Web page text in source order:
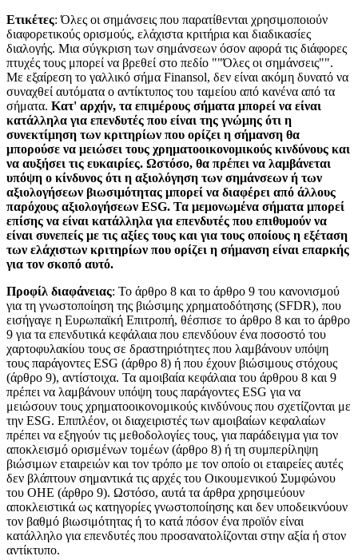
Ετικέτες: Όλες οι σημάνσεις που παρατίθενται χρησιμοποιούν
διαφορετικούς ορισμούς, ελάχιστα κριτήρια και διαδικασίες
διαλογής. Μια σύγκριση των σημάνσεων όσον αφορά τις διάφορες
πτυχές τους μπορεί να βρεθεί στο πεδίο ""Όλες οι σημάνσεις"".
Με εξαίρεση το γαλλικό σήμα Finansol, δεν είναι ακόμη δυνατό να
συναχθεί αυτόματα ο αντίκτυπος του ταμείου από κανένα από τα
σήματα. Κατ' αρχήν, τα επιμέρους σήματα μπορεί να είναι
κατάλληλα για επενδυτές που είναι της γνώμης ότι η
συνεκτίμηση των κριτηρίων που ορίζει η σήμανση θα
μπορούσε να μειώσει τους χρηματοοικονομικούς κινδύνους και
να αυξήσει τις ευκαιρίες. Ωστόσο, θα πρέπει να λαμβάνεται
υπόψη ο κίνδυνος ότι η αξιολόγηση των σημάνσεων ή των
αξιολογήσεων βιωσιμότητας μπορεί να διαφέρει από άλλους
παρόχους αξιολογήσεων ESG. Τα μεμονωμένα σήματα μπορεί
επίσης να είναι κατάλληλα για επενδυτές που επιθυμούν να
είναι συνεπείς με τις αξίες τους και για τους οποίους η εξέταση
των ελάχιστων κριτηρίων που ορίζει η σήμανση είναι επαρκής
για τον σκοπό αυτό.
Προφίλ διαφάνειας: Το άρθρο 8 και το άρθρο 9 του κανονισμού
για τη γνωστοποίηση της βιώσιμης χρηματοδότησης (SFDR), που
εισήγαγε η Ευρωπαϊκή Επιτροπή, θέσπισε το άρθρο 8 και το άρθρο
9 για τα επενδυτικά κεφάλαια που επενδύουν ένα ποσοστό του
χαρτοφυλακίου τους σε δραστηριότητες που λαμβάνουν υπόψη
τους παράγοντες ESG (άρθρο 8) ή που έχουν βιώσιμους στόχους
(άρθρο 9), αντίστοιχα. Τα αμοιβαία κεφάλαια του άρθρου 8 και 9
πρέπει να λαμβάνουν υπόψη τους παράγοντες ESG για να
μειώσουν τους χρηματοοικονομικούς κινδύνους που σχετίζονται με
την ESG. Επιπλέον, οι διαχειριστές των αμοιβαίων κεφαλαίων
πρέπει να εξηγούν τις μεθοδολογίες τους, για παράδειγμα για τον
αποκλεισμό ορισμένων τομέων (άρθρο 8) ή τη συμπερίληψη
βιώσιμων εταιρειών και τον τρόπο με τον οποίο οι εταιρείες αυτές
δεν βλάπτουν σημαντικά τις αρχές του Οικουμενικού Συμφώνου
του ΟΗΕ (άρθρο 9). Ωστόσο, αυτά τα άρθρα χρησιμεύουν
αποκλειστικά ως κατηγορίες γνωστοποίησης και δεν υποδεικνύουν
τον βαθμό βιωσιμότητας ή το κατά πόσον ένα προϊόν είναι
κατάλληλο για επενδυτές που προσανατολίζονται στην αξία ή στον
αντίκτυπο.